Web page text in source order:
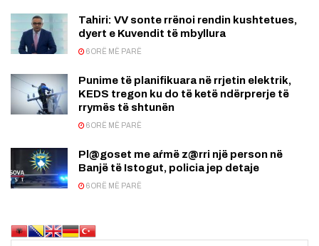
Tahiri: VV sonte rrënoi rendin kushtetues,
dyert e Kuvendit të mbyllura
6 ORË MË PARË
Punime të planifikuara në rrjetin elektrik,
KEDS tregon ku do të ketë ndërprerje të
rrymës të shtunën
6 ORË MË PARË
Pl@goset me aŕmë z@rri një person në
Banjë të Istogut, policia jep detaje
6 ORË MË PARË